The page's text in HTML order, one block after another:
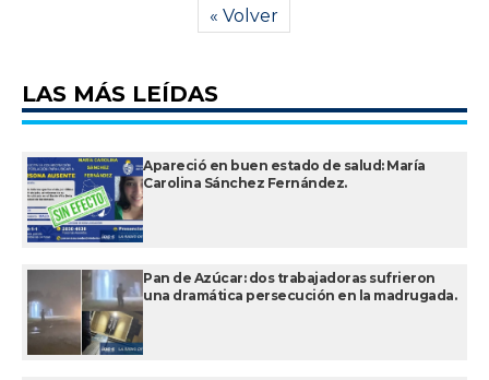
« Volver
LAS MÁS LEÍDAS
Apareció en buen estado de salud: María
Carolina Sánchez Fernández.
Pan de Azúcar: dos trabajadoras sufrieron
una dramática persecución en la madrugada.